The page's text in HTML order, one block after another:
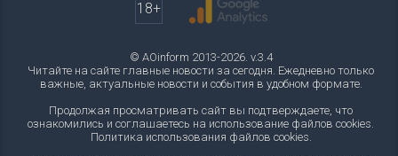
18+
© AOinform 2013-2026. v.3.4
Читайте на сайте главные новости за сегодня. Ежедневно только
важные, актуальные новости и события в удобном формате.
Продолжая просматривать сайт вы подтверждаете, что
ознакомились и соглашаетесь на использование файлов cookies.
Политика использования файлов cookies.